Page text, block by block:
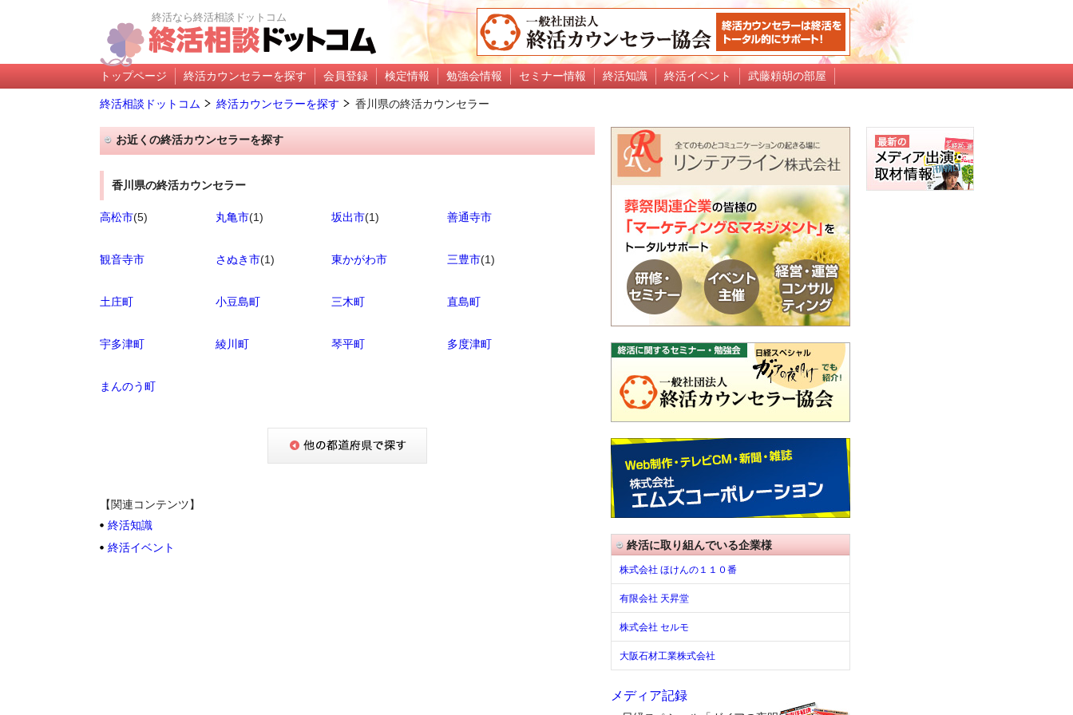
終活なら終活相談ドットコム
トップページ 終活カウンセラーを探す 会員登録 検定情報 勉強会情報 セミナー情報 終活知識 終活イベント 武藤頼胡の部屋
終活相談ドットコム 終活カウンセラーを探す 香川県の終活カウンセラー
お近くの終活カウンセラーを探す
香川県の終活カウンセラー
高松市(5) 丸亀市(1) 坂出市(1) 善通寺市
観音寺市 さぬき市(1) 東かがわ市 三豊市(1)
土庄町 小豆島町 三木町 直島町
宇多津町 綾川町 琴平町 多度津町
まんのう町
【関連コンテンツ】
終活知識
終活イベント
終活に取り組んでいる企業様
株式会社 ほけんの１１０番
有限会社 天昇堂
株式会社 セルモ
大阪石材工業株式会社
メディア記録